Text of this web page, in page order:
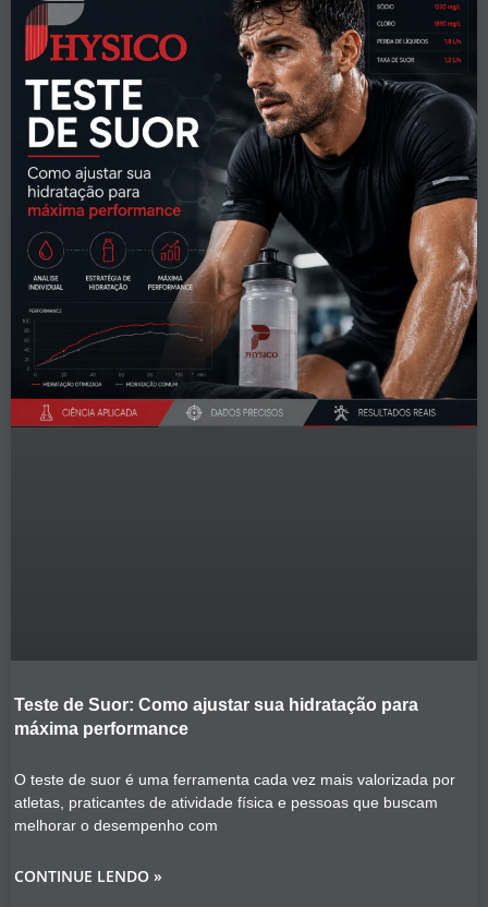
Teste de Suor: Como ajustar sua hidratação para
máxima performance
O teste de suor é uma ferramenta cada vez mais valorizada por
atletas, praticantes de atividade física e pessoas que buscam
melhorar o desempenho com
CONTINUE LENDO »